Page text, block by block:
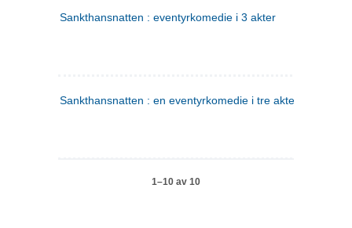
Sankthansnatten : eventyrkomedie i 3 akter
Sankthansnatten : en eventyrkomedie i tre akter
1–10 av 10